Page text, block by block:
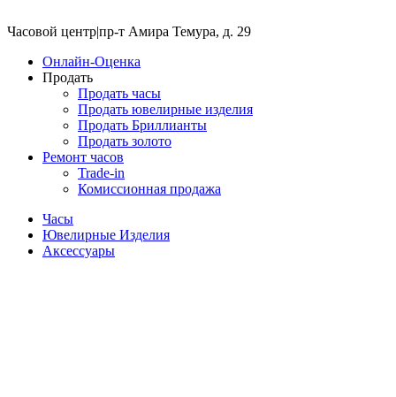
Часовой центр|пр-т Амира Темура, д. 29
Онлайн-Оценка
Продать
Продать часы
Продать ювелирные изделия
Продать Бриллианты
Продать золото
Ремонт часов
Trade-in
Комиссионная продажа
Часы
Ювелирные Изделия
Аксессуары